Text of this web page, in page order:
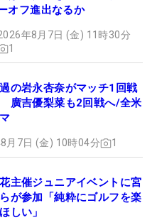
オフ進出なるか
年8月7日 (金) 11時30分
1
の岩永杏奈がマッチ1回戦
廣吉優梨菜も2回戦へ/全米
月7日 (金) 10時04分 1
主催ジュニアイベントに宮
が参加「純粋にゴルフを楽
しい」